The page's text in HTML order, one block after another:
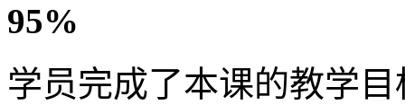
95%
学员完成了本课的教学目